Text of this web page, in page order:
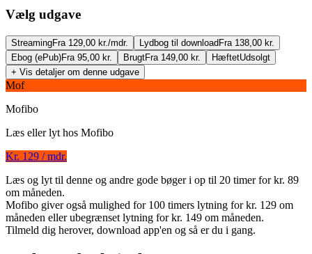
Vælg udgave
StreamingFra 129,00 kr./mdr. Lydbog til download Fra 138,00 kr.
Ebog (ePub)Fra 95,00 kr. BrugtFra 149,00 kr. HæftetUdsolgt
+ Vis detaljer om denne udgave
Pigerne
Forfatter:Emma Cline
Indlæst af Iben Haaest
Mof
Mofibo
Læs eller lyt hos Mofibo
Kr. 129 / mdr.
Læs og lyt til denne og andre gode bøger i op til 20 timer for kr. 89
om måneden.
Mofibo giver også mulighed for 100 timers lytning for kr. 129 om
måneden eller ubegrænset lytning for kr. 149 om måneden.
Tilmeld dig herover, download app'en og så er du i gang.